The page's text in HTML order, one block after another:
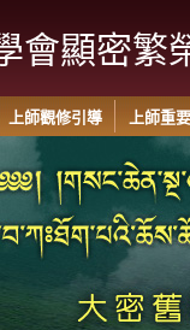
會顯密繁
上師觀修引導 上師重